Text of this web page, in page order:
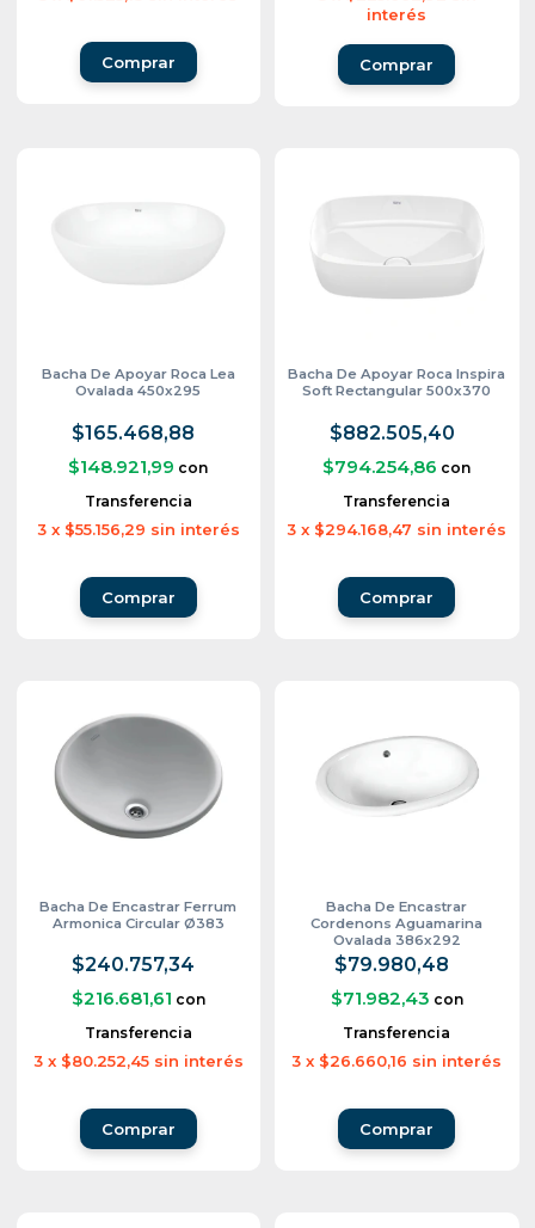
interés
Bacha De Apoyar Roca Lea
Ovalada 450x295
$165.468,88
$148.921,99 con
Transferencia
3 x $55.156,29 sin interés
Bacha De Apoyar Roca Inspira
Soft Rectangular 500x370
$882.505,40
$794.254,86 con
Transferencia
3 x $294.168,47 sin interés
Bacha De Encastrar Ferrum
Armonica Circular Ø383
$240.757,34
$216.681,61 con
Transferencia
3 x $80.252,45 sin interés
Bacha De Encastrar
Cordenons Aguamarina
Ovalada 386x292
$79.980,48
$71.982,43 con
Transferencia
3 x $26.660,16 sin interés